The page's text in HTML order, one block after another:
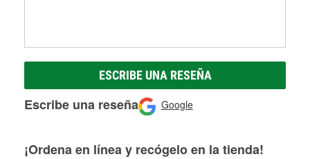
ESCRIBE UNA RESEÑA
Escribe una reseña Google
¡Ordena en línea y recógelo en la tienda!